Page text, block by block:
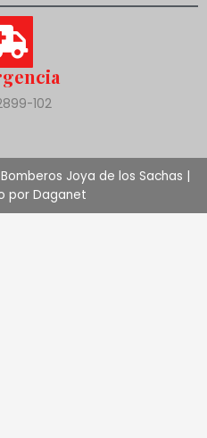
102
Joya de los Sachas |
por Daganet